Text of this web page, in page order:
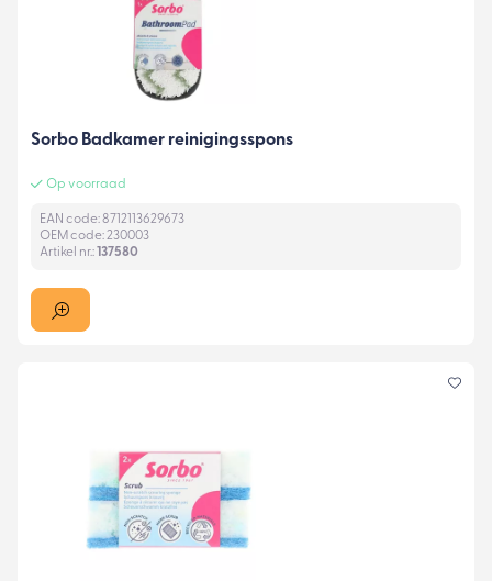
Sorbo Badkamer reinigingsspons
Op voorraad
EAN code: 8712113629673
OEM code: 230003
Artikel nr.:137580